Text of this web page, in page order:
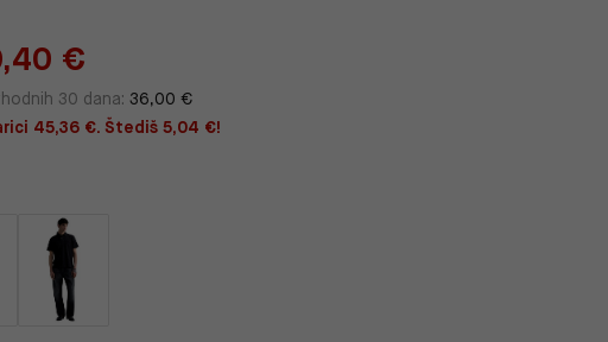
€
30 dana: 36,00 €
45,36 €. Štediš 5,04 €!